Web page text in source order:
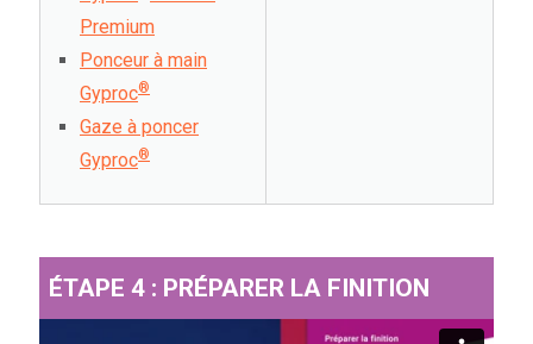
Premium
Ponceur à main
Gyproc®
Gaze à poncer
Gyproc®
ÉTAPE 4 : PRÉPARER LA FINITION